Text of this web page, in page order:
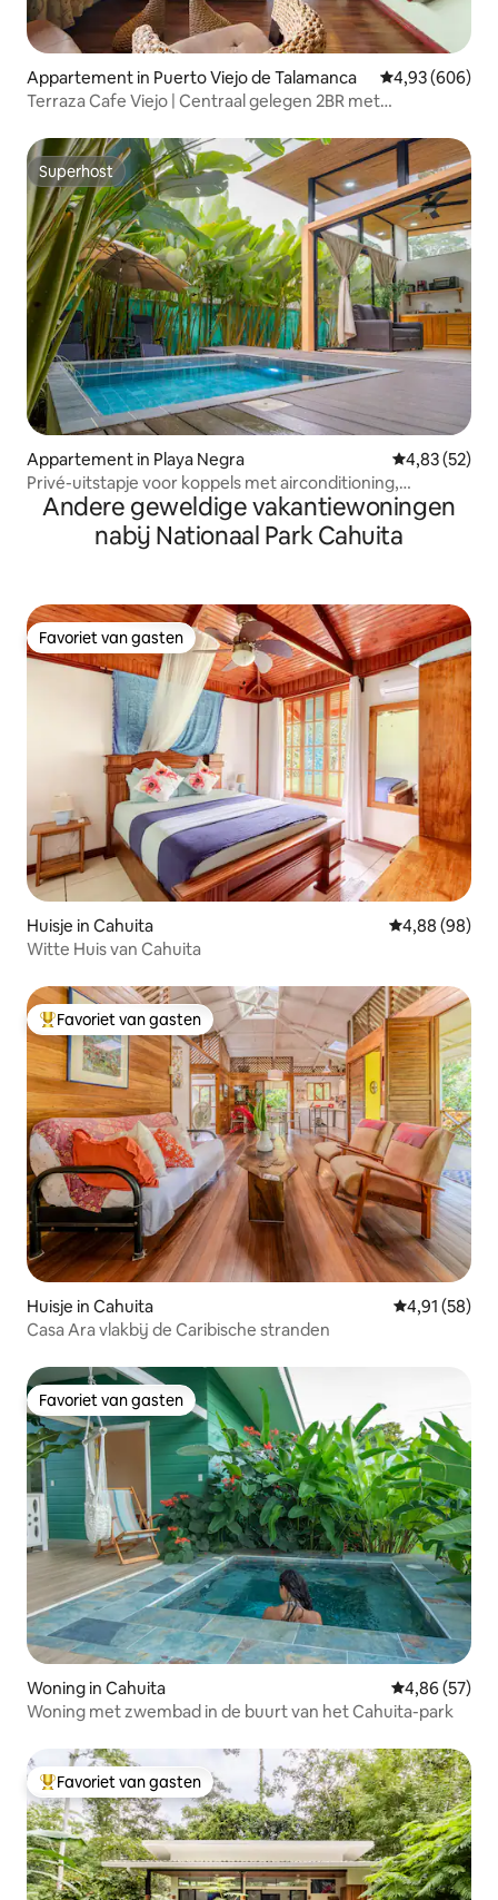
Appartement in Puerto Viejo de Talamanca Gemiddelde
4,93 (606)
Terraza Cafe Viejo | Centraal gelegen 2BR met
Superhost
Superhost
Appartement in Playa Negra Gemiddelde
4,83 (52)
Privé-uitstapje voor koppels met airconditioning,
zwembad en wifi
Andere geweldige vakantiewoningen
nabij Nationaal Park Cahuita
Favoriet van gasten
Favoriet van gasten
Huisje in Cahuita Gemiddelde
4,88 (98)
Witte Huis van Cahuita
Topfavoriet van gasten
Favoriet van gasten
Huisje in Cahuita Gemiddelde
4,91 (58)
Casa Ara vlakbij de Caribische stranden
Favoriet van gasten
Favoriet van gasten
Woning in Cahuita Gemiddelde
4,86 (57)
Woning met zwembad in de buurt van het Cahuita-park
Topfavoriet van gasten
Favoriet van gasten